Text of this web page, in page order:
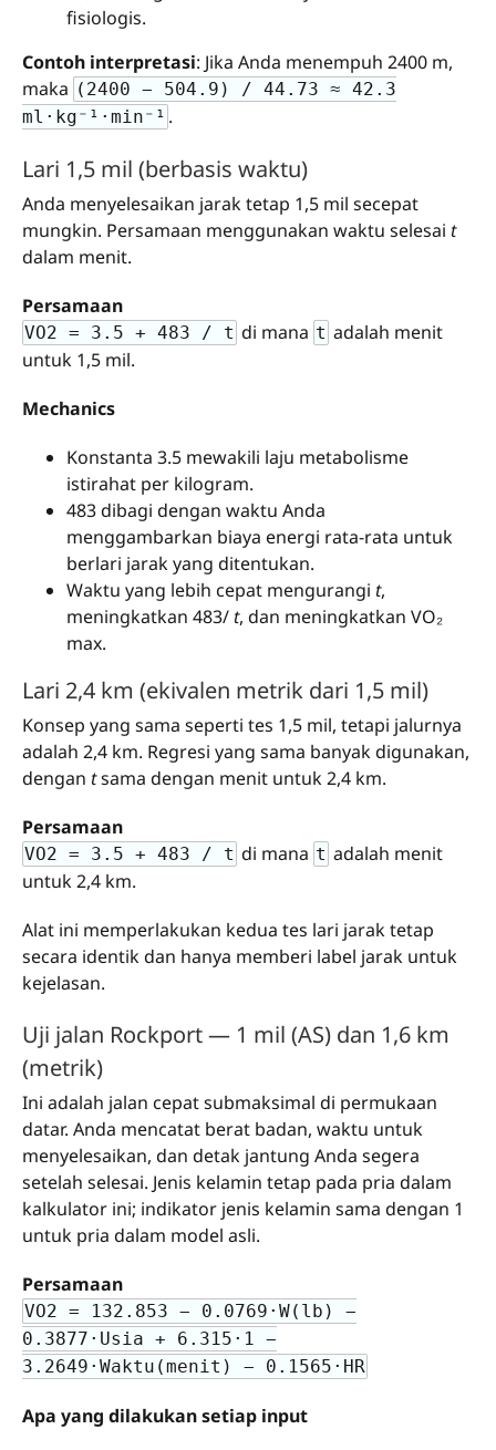
fisiologis.
Contoh interpretasi: Jika Anda menempuh 2400 m,
maka (2400 − 504.9) / 44.73 ≈ 42.3
ml·kg⁻¹·min⁻¹ .
Lari 1,5 mil (berbasis waktu)
Anda menyelesaikan jarak tetap 1,5 mil secepat
mungkin. Persamaan menggunakan waktu selesai t
dalam menit.
Persamaan
VO2 = 3.5 + 483 / t di mana t adalah menit
untuk 1,5 mil.
Mechanics
Konstanta 3.5 mewakili laju metabolisme
istirahat per kilogram.
483 dibagi dengan waktu Anda
menggambarkan biaya energi rata-rata untuk
berlari jarak yang ditentukan.
Waktu yang lebih cepat mengurangi t,
meningkatkan 483/t, dan meningkatkan VO₂
max.
Lari 2,4 km (ekivalen metrik dari 1,5 mil)
Konsep yang sama seperti tes 1,5 mil, tetapi jalurnya
adalah 2,4 km. Regresi yang sama banyak digunakan,
dengan tsama dengan menit untuk 2,4 km.
Persamaan
VO2 = 3.5 + 483 / t di mana t adalah menit
untuk 2,4 km.
Alat ini memperlakukan kedua tes lari jarak tetap
secara identik dan hanya memberi label jarak untuk
kejelasan.
Uji jalan Rockport — 1 mil (AS) dan 1,6 km
(metrik)
Ini adalah jalan cepat submaksimal di permukaan
datar. Anda mencatat berat badan, waktu untuk
menyelesaikan, dan detak jantung Anda segera
setelah selesai. Jenis kelamin tetap pada pria dalam
kalkulator ini; indikator jenis kelamin sama dengan 1
untuk pria dalam model asli.
Persamaan
VO2 = 132.853 − 0.0769·W(lb) −
0.3877·Usia + 6.315·1 −
3.2649·Waktu(menit) − 0.1565·HR
Apa yang dilakukan setiap input